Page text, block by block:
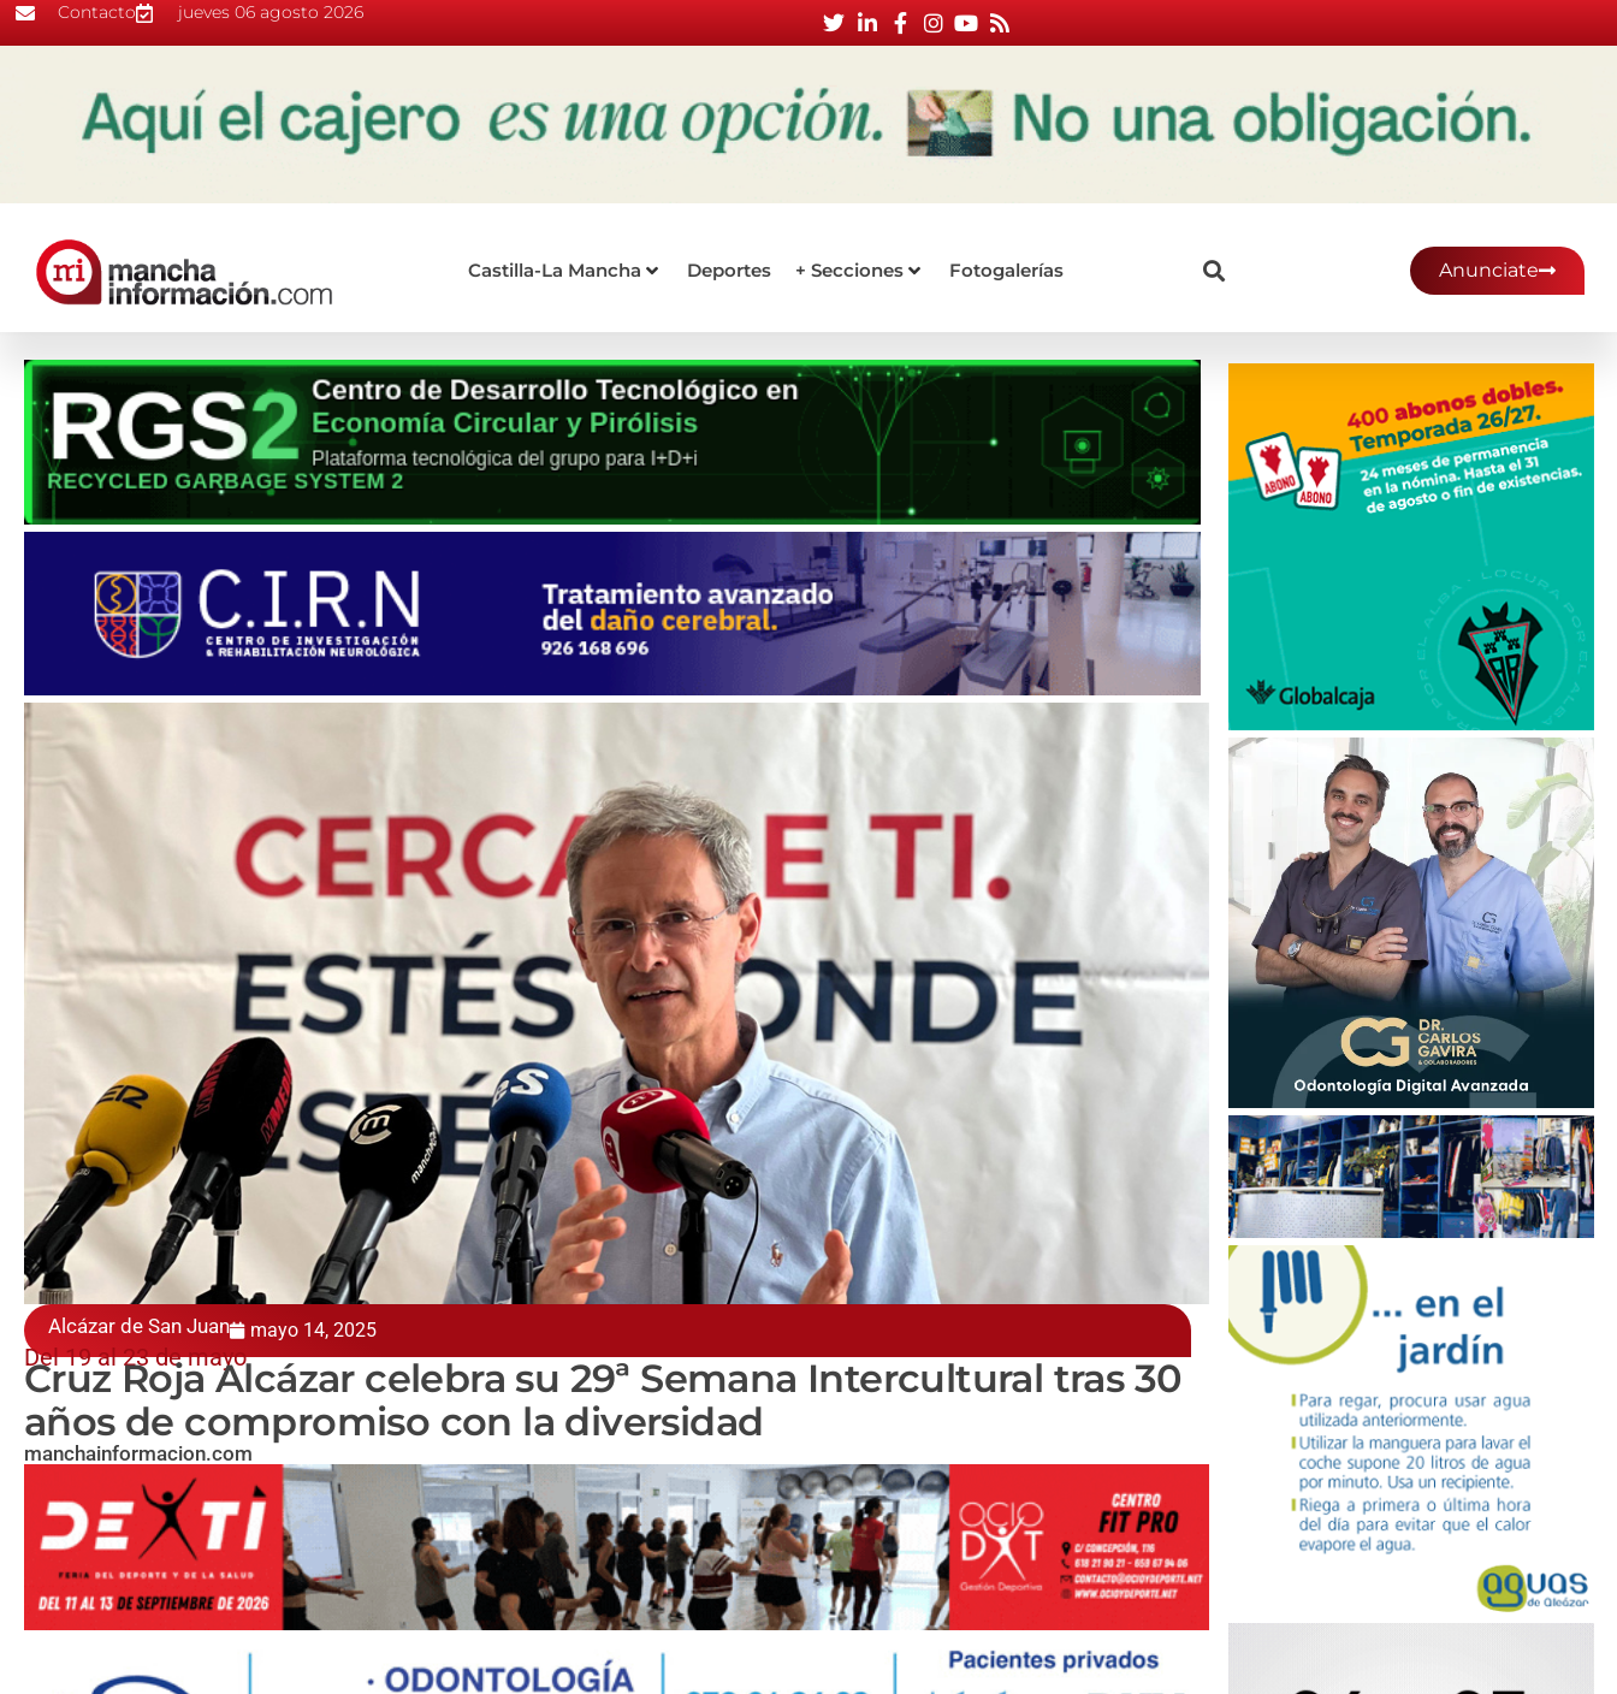
Contacto jueves 06 agosto 2026
Castilla-La Mancha Deportes + Secciones Fotogalerías Anunciate
Alcázar de San Juan mayo 14, 2025
Del 19 al 23 de mayo
Cruz Roja Alcázar celebra su 29ª Semana Intercultural tras 30
años de compromiso con la diversidad
manchainformacion.com